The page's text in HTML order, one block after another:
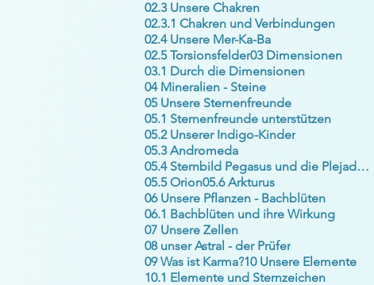
02.3 Unsere Chakren
02.3.1 Chakren und Verbindungen
02.4 Unsere Mer-Ka-Ba
02.5 Torsionsfelder03 Dimensionen
03.1 Durch die Dimensionen
04 Mineralien - Steine
05 Unsere Sternenfreunde
05.1 Sternenfreunde unterstützen
05.2 Unserer Indigo-Kinder
05.3 Andromeda
05.4 Sternbild Pegasus und die Plejaden
05.5 Orion05.6 Arkturus
06 Unsere Pflanzen - Bachblüten
06.1 Bachblüten und ihre Wirkung
07 Unsere Zellen
08 unser Astral - der Prüfer
09 Was ist Karma?10 Unsere Elemente
10.1 Elemente und Sternzeichen